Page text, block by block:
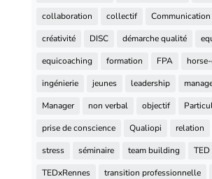
collaboration
collectif Communication
créativité
DISC démarche qualité
equicoaching
formation FPA
ingénierie
jeunes leadership
Manager
non verbal objectif
prise de conscience
Qualiopi relation
stress
séminaire team building
TED
TEDxRennes
transition professionnelle